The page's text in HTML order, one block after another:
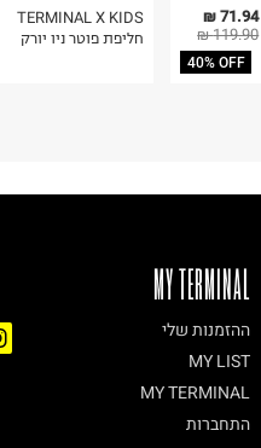
TERMINAL X KIDS
חליפת פוטר ניו יורק
71.94 ₪
119.90 ₪
40% OFF
MY TERMINAL
ההזמנות שלי
MY LIST
MY TERMINAL
התחברות